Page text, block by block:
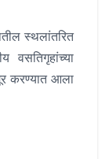
स्थलांतरित
वसतिगृहांच्या
करण्यात आला